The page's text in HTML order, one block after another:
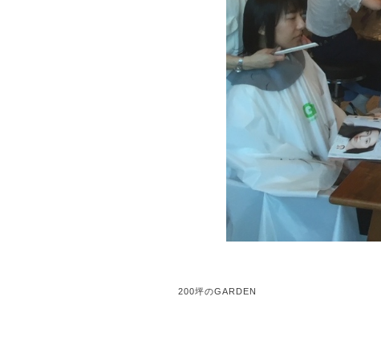
200坪のGARDEN